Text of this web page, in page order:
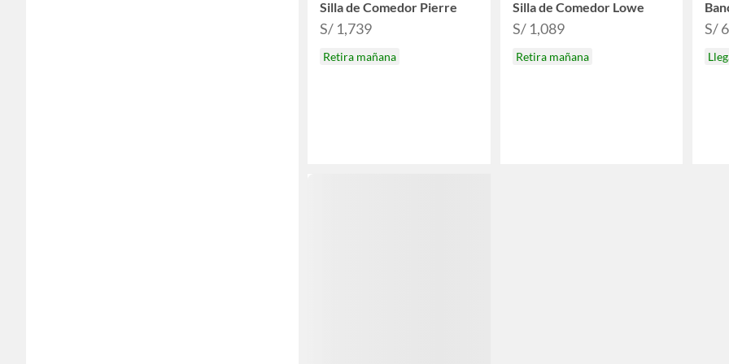
Silla de Comedor Pierre
S/ 1,739
Retira mañana
Silla de Comedor Lowe
S/ 1,089
Retira mañana
S/